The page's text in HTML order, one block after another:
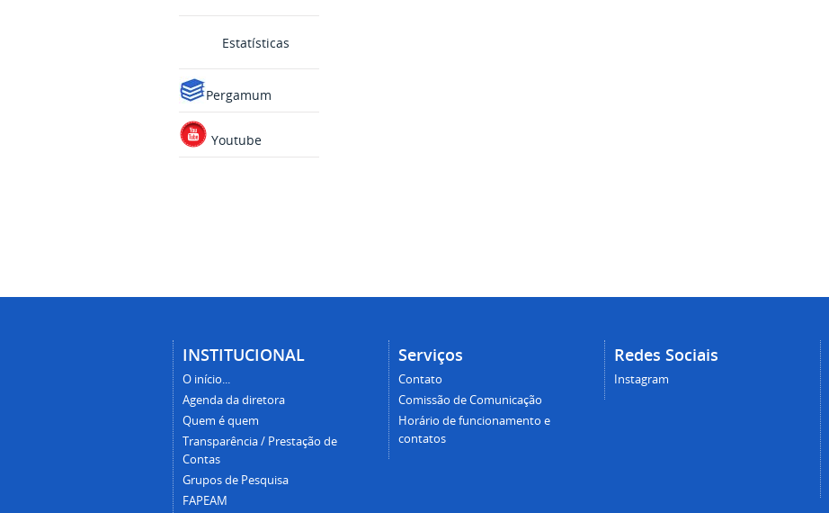
Estatísticas
Pergamum
Youtube
INSTITUCIONAL
O início...
Agenda da diretora
Quem é quem
Transparência / Prestação de
Contas
Grupos de Pesquisa
FAPEAM
Serviços
Contato
Comissão de Comunicação
Horário de funcionamento e
contatos
Redes Sociais
Instagram